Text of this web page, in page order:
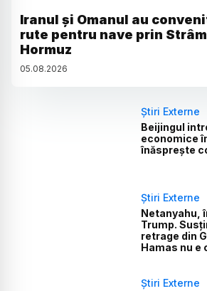
Iranul și Omanul au
rute pentru nave prin
Hormuz
05.08.2026
Știri Externe
Beijingul
economice
înăsprește
Știri Externe
Netanyahu,
Trump.
retrage din
Hamas nu e
Știri Externe